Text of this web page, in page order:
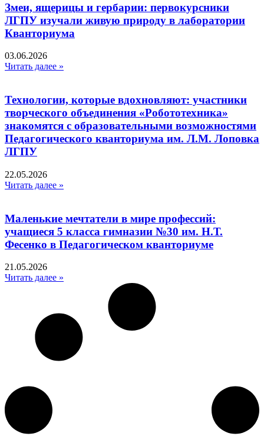
Змеи, ящерицы и гербарии: первокурсники
ЛГПУ изучали живую природу в лаборатории
Кванториума
03.06.2026
Читать далее »
Технологии, которые вдохновляют: участники
творческого объединения «Робототехника»
знакомятся с образовательными возможностями
Педагогического кванториума им. Л.М. Лоповка
ЛГПУ
22.05.2026
Читать далее »
Маленькие мечтатели в мире профессий:
учащиеся 5 класса гимназии №30 им. Н.Т.
Фесенко в Педагогическом кванториуме
21.05.2026
Читать далее »